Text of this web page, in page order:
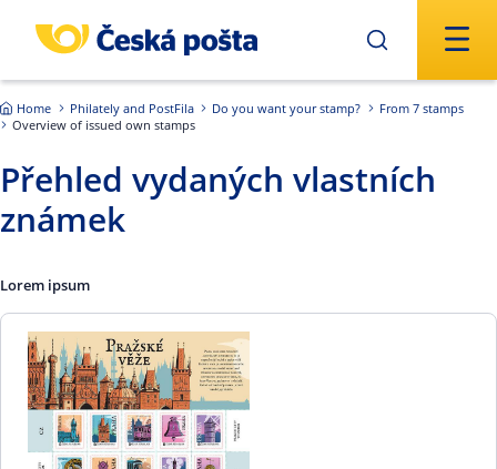
Home Philately and PostFila Do you want your stamp?
From 7 stamps
Overview of issued own stamps
Přehled vydaných vlastních
známek
Lorem ipsum